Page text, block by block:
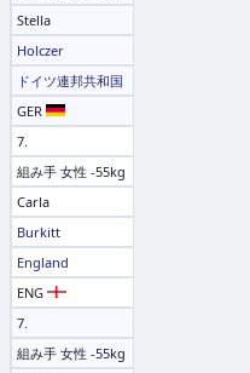
Stella
Holczer
ドイツ連邦共和国
GER
7.
組み手 女性 -55kg
Carla
Burkitt
England
ENG
7.
組み手 女性 -55kg